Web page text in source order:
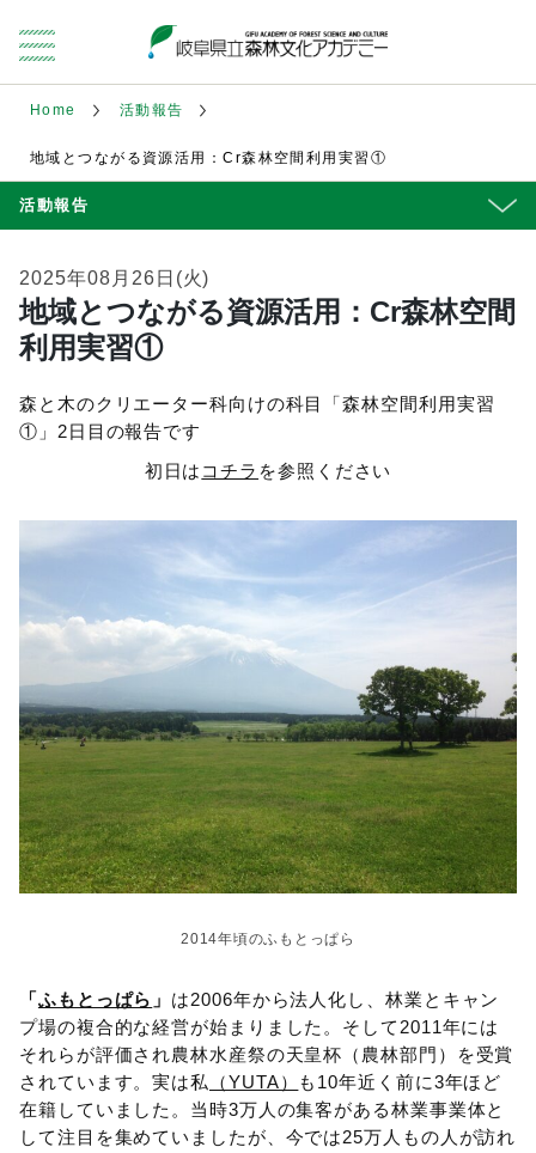
Home 活動報告
地域とつながる資源活用：Cr森林空間利用実習①
活動報告
2025年08月26日(火)
地域とつながる資源活用：Cr森林空間
利用実習①
森と木のクリエーター科向けの科目「森林空間利用実習
①」2日目の報告です
初日は コチラ を参照ください
2014年頃のふもとっぱら
「ふもとっぱら 」 は2006年から法人化し、林業とキャン
プ場の複合的な経営が始まりました。そして2011年には
それらが評価され農林水産祭の天皇杯（農林部門）を受賞
されています。実は私
（YUTA） も10年近く前に3年ほど
在籍していました。当時3万人の集客がある林業事業体と
して注目を集めていましたが、今では25万人もの人が訪れ